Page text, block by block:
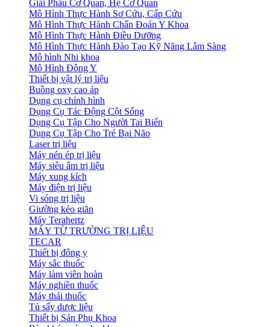
Giải Phẫu Cơ Quan, Hệ Cơ Quan
Mô Hình Thực Hành Sơ Cứu, Cấp Cứu
Mô Hình Thực Hành Chẩn Đoán Y Khoa
Mô Hình Thực Hành Điều Dưỡng
Mô Hình Thực Hành Đào Tạo Kỹ Năng Lâm Sàng
Mô hình Nhi khoa
Mô Hình Đông Y
Thiết bị vật lý trị liệu
Buồng oxy cao áp
Dụng cụ chỉnh hình
Dụng Cụ Tác Động Cột Sống
Dụng Cụ Tập Cho Người Tai Biến
Dụng Cụ Tập Cho Trẻ Bại Não
Laser trị liệu
Máy nén ép trị liệu
Máy siêu âm trị liệu
Máy xung kích
Máy điện trị liệu
Vi sóng trị liệu
Giường kéo giãn
Máy Terahertz
MÁY TỪ TRƯỜNG TRỊ LIỆU
TECAR
Thiết bị đông y
Máy sắc thuốc
Máy làm viên hoàn
Máy nghiền thuốc
Máy thái thuốc
Tủ sấy dược liệu
Thiết bị Sản Phụ Khoa